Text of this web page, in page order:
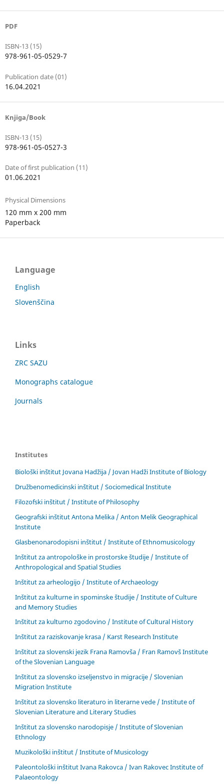
PDF
ISBN-13 (15)
978-961-05-0529-7
Publication date (01)
16.04.2021
Knjiga/Book
ISBN-13 (15)
978-961-05-0527-3
Date of first publication (11)
01.06.2021
Physical Dimensions
120 mm x 200 mm
Paperback
Language
English
Slovenščina
Links
ZRC SAZU
Monographs catalogue
Journals
Institutes
Biološki inštitut Jovana Hadžija / Jovan Hadži Institute of Biology
Družbenomedicinski inštitut / Sociomedical Institute
Filozofski inštitut / Institute of Philosophy
Geografski inštitut Antona Melika / Anton Melik Geographical
Institute
Glasbenonarodopisni inštitut / Institute of Ethnomusicology
Inštitut za antropološke in prostorske študije / Institute of
Anthropological and Spatial Studies
Inštitut za arheologijo / Institute of Archaeology
Inštitut za kulturne in spominske študije / Institute of Culture
and Memory Studies
Inštitut za kulturno zgodovino / Institute of Cultural History
Inštitut za raziskovanje krasa / Karst Research Institute
Inštitut za slovenski jezik Frana Ramovša / Fran Ramovš Institute
of the Slovenian Language
Inštitut za slovensko izseljenstvo in migracije / Slovenian
Migration Institute
Inštitut za slovensko literaturo in literarne vede / Institute of
Slovenian Literature and Literary Studies
Inštitut za slovensko narodopisje / Institute of Slovenian
Ethnology
Muzikološki inštitut / Institute of Musicology
Paleontološki inštitut Ivana Rakovca / Ivan Rakovec Institute of
Palaeontology